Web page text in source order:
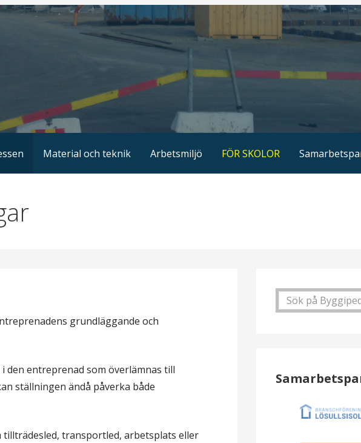
Material och teknik Arbetsmiljö FÖR SKOLOR
grundläggande och
den entreprenad som överlämnas till
ställningen ändå påverka både
tillträdesled, transportled, arbetsplats eller